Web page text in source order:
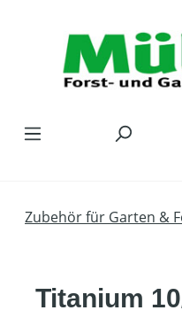
Zubehör für Garten &
Titanium